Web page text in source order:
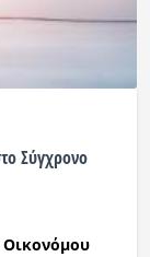
Σύγχρονο